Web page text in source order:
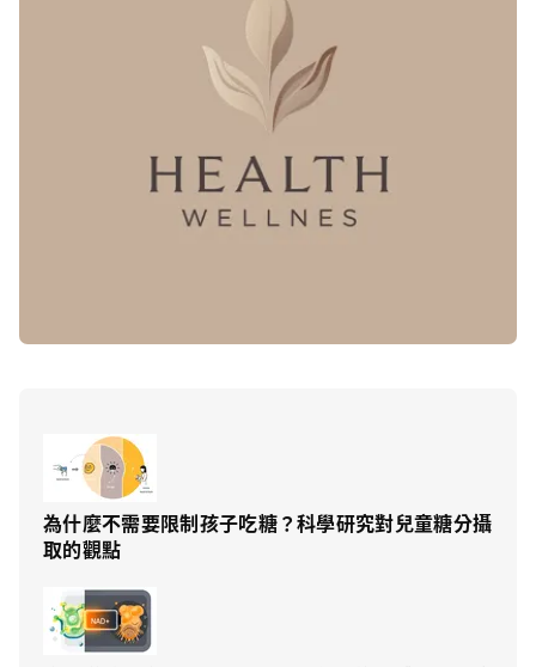
為什麼不需要限制孩子吃糖？科學研究對兒童糖分攝
取的觀點